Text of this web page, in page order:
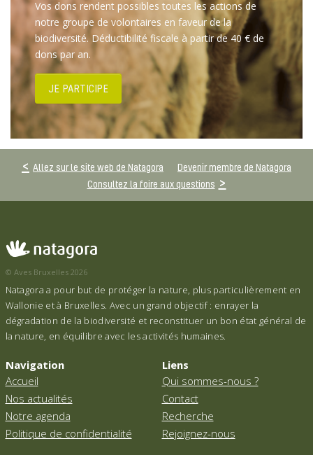
Vos dons rendent possibles toutes les actions de
notre groupe de volontaires en faveur de la
biodiversité. Déductibilité fiscale à partir de 40 € de
dons par an.
JE PARTICIPE
Allez sur le site web de Natagora
Devenir membre de Natagora
Consultez la foire aux questions
© Aves Bruxelles 2026
Natagora a pour but de protéger la nature, plus particulièrement en
Wallonie et à Bruxelles. Avec un grand objectif : enrayer la
dégradation de la biodiversité et reconstituer un bon état général de
la nature, en équilibre avec les activités humaines.
Navigation
Accueil
Nos actualités
Notre agenda
Politique de confidentialité
Liens
Qui sommes-nous ?
Contact
Recherche
Rejoignez-nous